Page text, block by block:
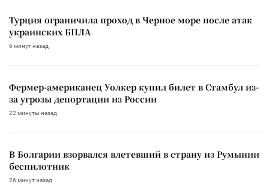
Турция ограничила проход в Черное море после атак
украинских БПЛА
6 минут назад
Фермер-американец Уолкер купил билет в Стамбул из-
за угрозы депортации из России
22 минуты назад
В Болгарии взорвался влетевший в страну из Румынии
беспилотник
26 минут назад